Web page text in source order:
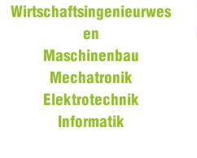
Wirtschaftsingenieurwes
en
Maschinenbau
Mechatronik
Elektrotechnik
Informatik